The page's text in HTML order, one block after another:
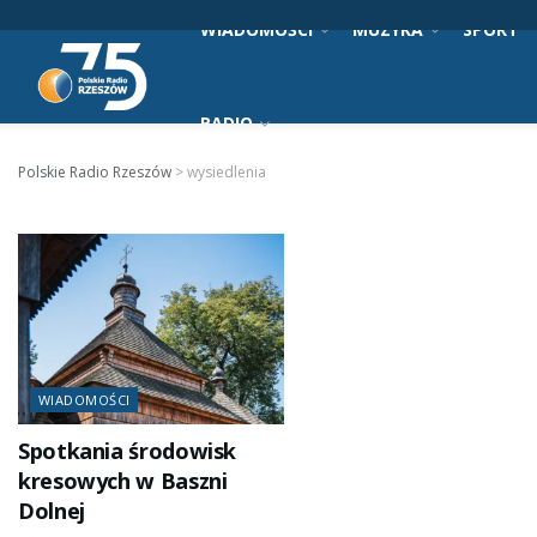
WIADOMOŚCI MUZYKA SPORT
RADIO
Polskie Radio Rzeszów >wysiedlenia
WIADOMOŚCI
Spotkania środowisk
kresowych w Baszni
Dolnej